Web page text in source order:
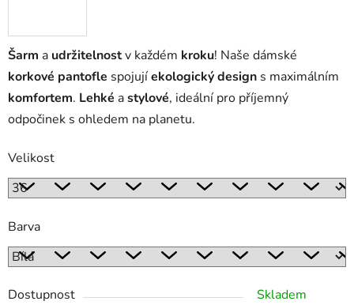
Šarm a udržitelnostv každém kroku! Naše dámské
korkové pantofle spojujíekologický design s maximálním
komfortem. Lehké astylové, ideální pro příjemný
odpočinek s ohledem na planetu.
Velikost
Barva
Dostupnost
Skladem